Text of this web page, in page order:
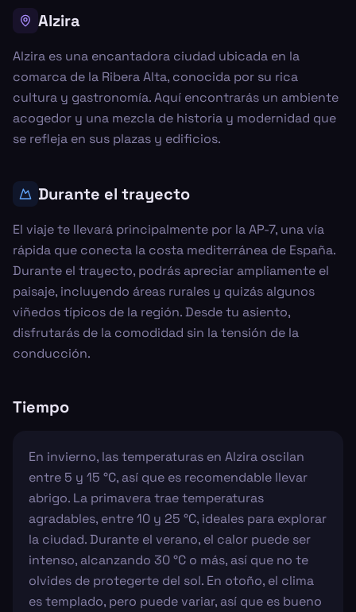
Alzira
Alzira es una encantadora ciudad ubicada en la
comarca de la Ribera Alta, conocida por su rica
cultura y gastronomía. Aquí encontrarás un ambiente
acogedor y una mezcla de historia y modernidad que
se refleja en sus plazas y edificios.
Durante el trayecto
El viaje te llevará principalmente por la AP-7, una vía
rápida que conecta la costa mediterránea de España.
Durante el trayecto, podrás apreciar ampliamente el
paisaje, incluyendo áreas rurales y quizás algunos
viñedos típicos de la región. Desde tu asiento,
disfrutarás de la comodidad sin la tensión de la
conducción.
Tiempo
En invierno, las temperaturas en Alzira oscilan
entre 5 y 15 °C, así que es recomendable llevar
abrigo. La primavera trae temperaturas
agradables, entre 10 y 25 °C, ideales para explorar
la ciudad. Durante el verano, el calor puede ser
intenso, alcanzando 30 °C o más, así que no te
olvides de protegerte del sol. En otoño, el clima
es templado, pero puede variar, así que es bueno